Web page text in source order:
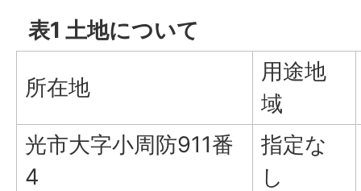
表1 土地について
所在地
用途地
域
光市大字小周防911番
4
指定な
し